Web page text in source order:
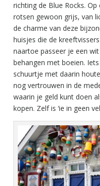
richting de Blue Rocks.
rotsen gewoon grijs, van
de charme van deze
huisjes die de
naartoe passeer je een
behangen met boeien.
schuurtje met daarin
nog vertrouwen in de
waarin je geld kunt doen
kopen. Zelf is ‘ie in geen